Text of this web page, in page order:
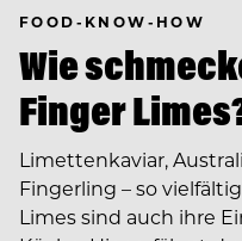
FOOD-KNOW-HOW
Wie
Finger
Limettenkaviar,
Fingerling – so
Limes sind auch ihre